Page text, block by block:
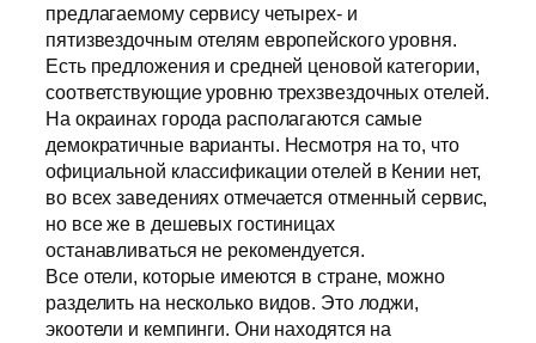
предлагаемому сервису четырех- и
пятизвездочным отелям европейского уровня.
Есть предложения и средней ценовой категории,
соответствующие уровню трехзвездочных отелей.
На окраинах города располагаются самые
демократичные варианты. Несмотря на то, что
официальной классификации отелей в Кении нет,
во всех заведениях отмечается отменный сервис,
но все же в дешевых гостиницах
останавливаться не рекомендуется.
Все отели, которые имеются в стране, можно
разделить на несколько видов. Это лоджи,
экоотели и кемпинги. Они находятся на